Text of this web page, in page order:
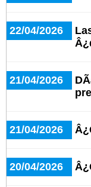
22/04/2026
21/04/2026
21/04/2026
20/04/2026